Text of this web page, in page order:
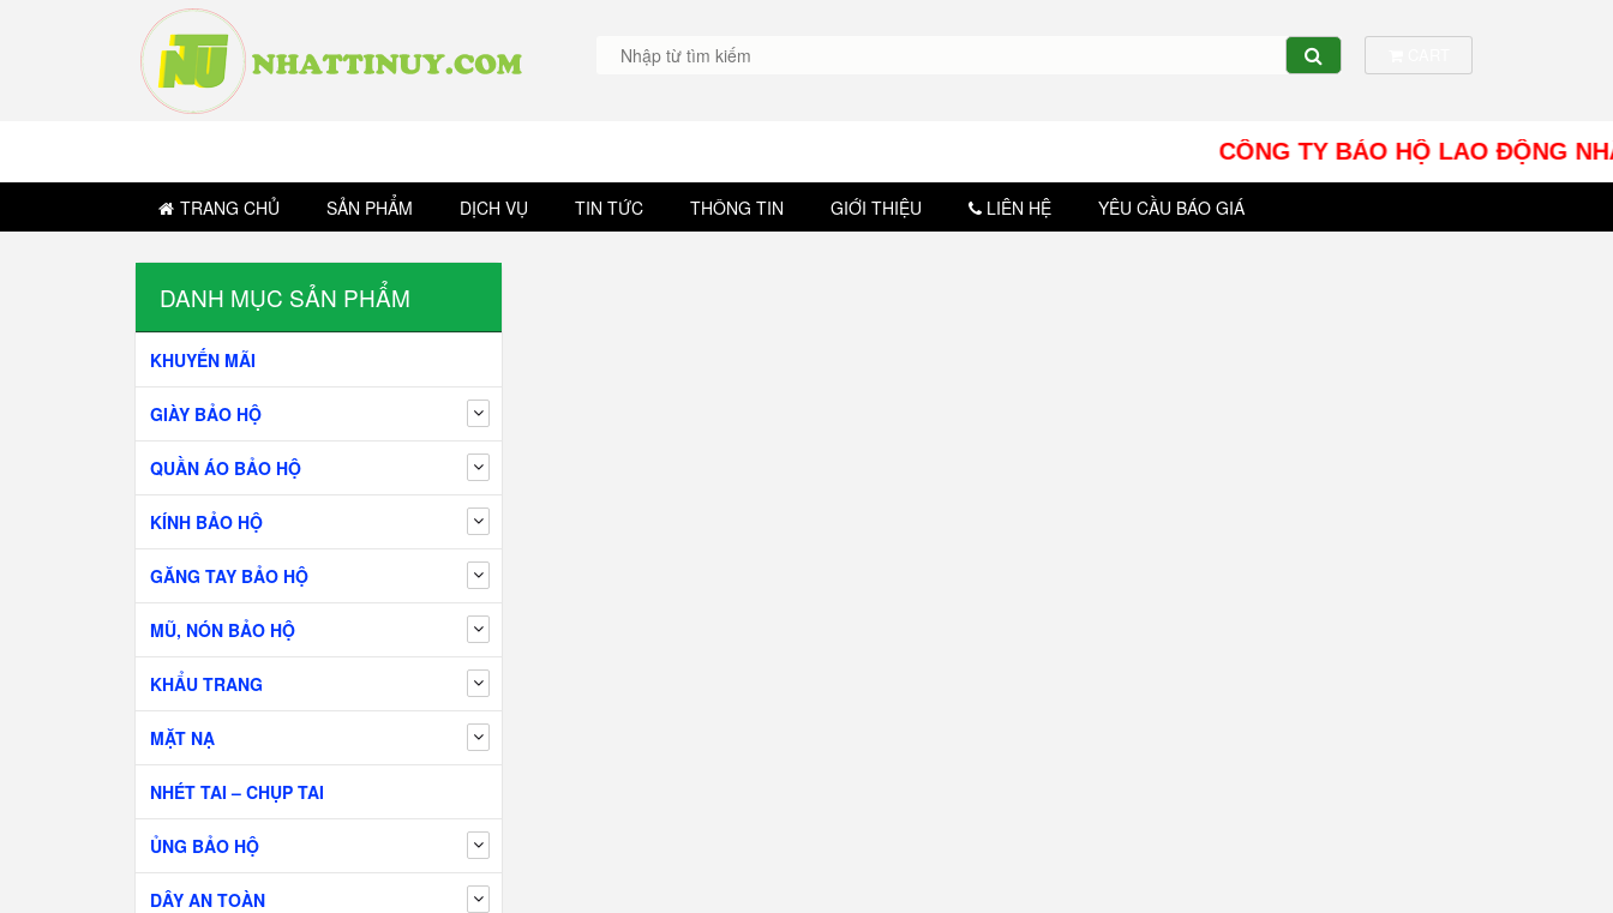
CÔNG TY BẢO HỘ LAO ĐỘNG
TRANG CHỦ SẢN PHẨM DỊCH VỤ TIN TỨC THÔNG TIN GIỚI THIỆU LIÊN HỆ YÊU CẦU BÁO GIÁ
DANH MỤC SẢN PHẨM
KHUYẾN MÃI
GIÀY BẢO HỘ
QUẦN ÁO BẢO HỘ
KÍNH BẢO HỘ
GĂNG TAY BẢO HỘ
MŨ, NÓN BẢO HỘ
KHẨU TRANG
MẶT NẠ
NHÉT TAI – CHỤP TAI
ỦNG BẢO HỘ
DÂY AN TOÀN